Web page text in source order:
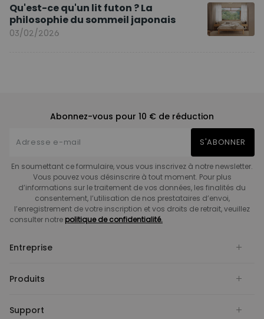
Qu'est-ce qu'un lit futon ? La
philosophie du sommeil japonais
03/02/2026
Abonnez-vous pour 10 € de réduction
S'ABONNER
En soumettant ce formulaire, vous vous inscrivez à notre newsletter.
Vous pouvez vous désinscrire à tout moment. Pour plus
d’informations sur le traitement de vos données, les finalités du
consentement, l’utilisation de nos prestataires d’envoi,
l’enregistrement de votre inscription et vos droits de retrait, veuillez
consulter notre politique de confidentialité.
Entreprise
Produits
Support